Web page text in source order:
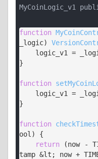
MyCoinLogic_v1
function
_logic)
}
function
}
function
ool ) {
return (now -
tamp &lt; now +